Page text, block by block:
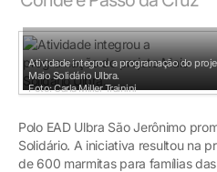
Atividade integrou a programação do
Maio Solidário Ulbra.
Foto: Carla Miller Trainini
Polo EAD Ulbra São Jerônimo
Solidário. A iniciativa resultou na
de 600 marmitas para famílias